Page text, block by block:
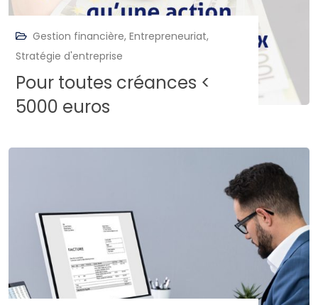
Gestion financière, Entrepreneuriat,
Stratégie d'entreprise
Pour toutes créances <
5000 euros